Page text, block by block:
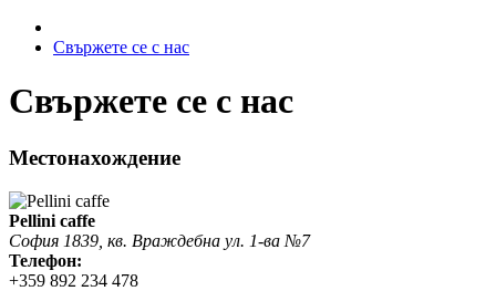
Свържете се с нас
Свържете се с нас
Местонахождение
Pellini caffe
София 1839, кв. Враждебна ул. 1-ва №7
Телефон:
+359 892 234 478